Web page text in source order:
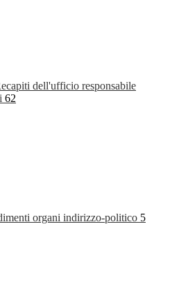
dell'ufficio responsabile
62
organi indirizzo-politico 5